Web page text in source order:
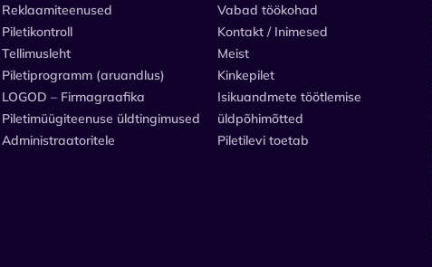
Reklaamiteenused
Piletikontroll
Tellimusleht
Piletiprogramm (aruandlus)
LOGOD – Firmagraafika
Piletimüügiteenuse üldtingimused
Administraatoritele
Vabad töökohad
Kontakt / Inimesed
Meist
Kinkepilet
Isikuandmete töötlemise
üldpõhimõtted
Piletilevi toetab